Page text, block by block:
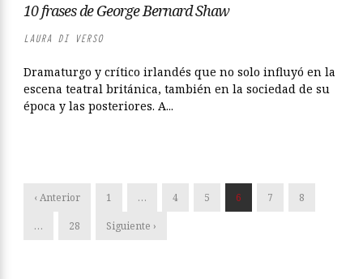
10 frases de George Bernard Shaw
LAURA DI VERSO
Dramaturgo y crítico irlandés que no solo influyó en la
escena teatral británica, también en la sociedad de su
época y las posteriores. A...
‹ Anterior 1 … 4 5 6 7 8
… 28 Siguiente ›